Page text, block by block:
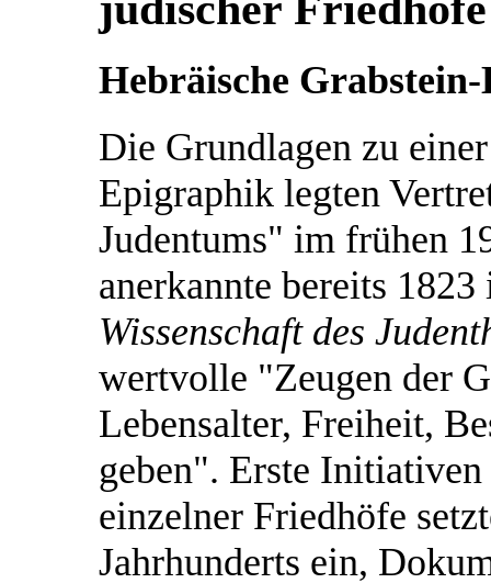
Hebräische
Die Grundlagen zu
Epigraphik legten
Judentums" im frühen
anerkannte bereits
Wissenschaft des
wertvolle "Zeugen der
Lebensalter, Freiheit,
geben". Erste
einzelner Friedhöfe
Jahrhunderts ein,